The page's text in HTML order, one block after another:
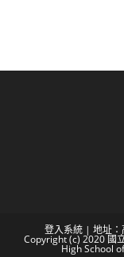
登入系統 | 地址：
Copyright (c) 2020 國
High School